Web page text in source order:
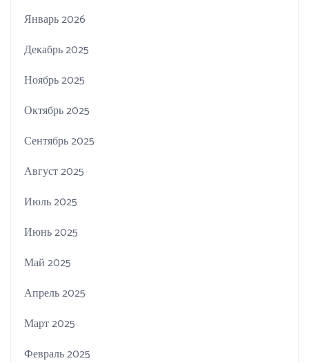
Январь 2026
Декабрь 2025
Ноябрь 2025
Октябрь 2025
Сентябрь 2025
Август 2025
Июль 2025
Июнь 2025
Май 2025
Апрель 2025
Март 2025
Февраль 2025